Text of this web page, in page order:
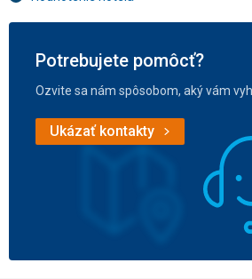
Potrebujete pomôcť?
Ozvite sa nám spôsobom, aký vám
Ukázať kontakty